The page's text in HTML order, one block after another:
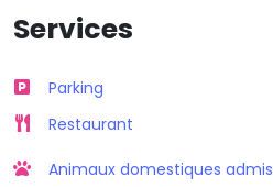
Services
Parking
Restaurant
Animaux domestiques admis